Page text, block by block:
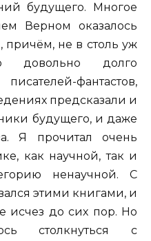
будущего. Многое
Верном оказалось
причём, не в столь уж
долго
фантастов,
предсказали и
будущего, и даже
Я прочитал очень
как научной, так и
ненаучной. С
этими книгами, и
исчез до сих пор. Но
столкнуться с